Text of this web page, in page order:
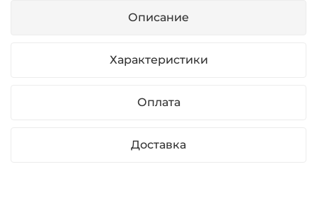
Описание
Характеристики
Оплата
Доставка